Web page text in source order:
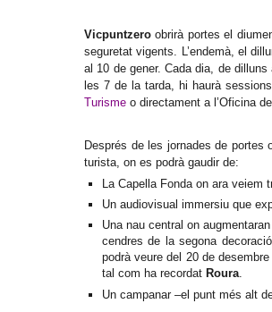
Vicpuntzero obrirà portes el
seguretat vigents. L’endemà, el
al 10 de gener. Cada dia, de
les 7 de la tarda, hi haurà
Turisme o directament a l’Oficina
Després de les jornades de
turista, on es podrà gaudir de:
La Capella Fonda on ara veiem
Un audiovisual immersiu que
Una nau central on
cendres de la segona
podrà veure del 20 de
tal com ha recordat Roura.
Un campanar –el punt més alt